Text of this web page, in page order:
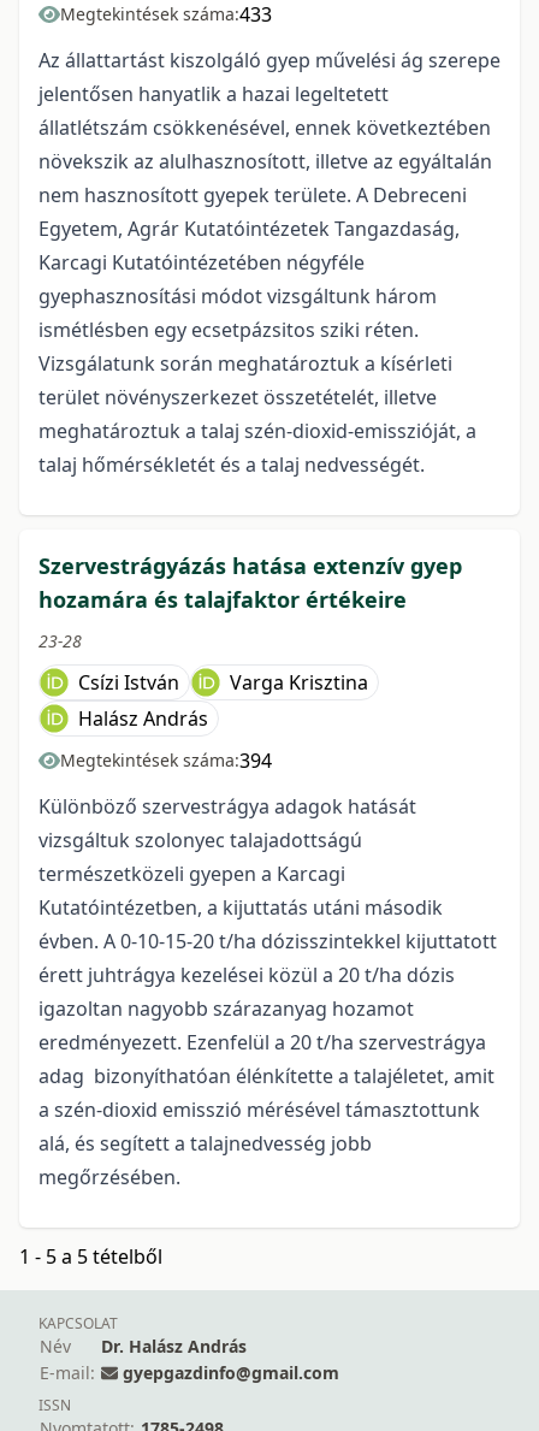
Megtekintések száma:433
Az állattartást kiszolgáló gyep művelési ág szerepe
jelentősen hanyatlik a hazai legeltetett
állatlétszám csökkenésével, ennek következtében
növekszik az alulhasznosított, illetve az egyáltalán
nem hasznosított gyepek területe. A Debreceni
Egyetem, Agrár Kutatóintézetek Tangazdaság,
Karcagi Kutatóintézetében négyféle
gyephasznosítási módot vizsgáltunk három
ismétlésben egy ecsetpázsitos sziki réten.
Vizsgálatunk során meghatároztuk a kísérleti
terület növényszerkezet összetételét, illetve
meghatároztuk a talaj szén-dioxid-emisszióját, a
talaj hőmérsékletét és a talaj nedvességét.
Szervestrágyázás hatása extenzív gyep
hozamára és talajfaktor értékeire
23-28
Csízi István
Varga Krisztina
Halász András
Megtekintések száma:394
Különböző szervestrágya adagok hatását
vizsgáltuk szolonyec talajadottságú
természetközeli gyepen a Karcagi
Kutatóintézetben, a kijuttatás utáni második
évben. A 0-10-15-20 t/ha dózisszintekkel kijuttatott
érett juhtrágya kezelései közül a 20 t/ha dózis
igazoltan nagyobb szárazanyag hozamot
eredményezett. Ezenfelül a 20 t/ha szervestrágya
adag bizonyíthatóan élénkítette a talajéletet, amit
a szén-dioxid emisszió mérésével támasztottunk
alá, és segített a talajnedvesség jobb
megőrzésében.
1 - 5 a 5 tételből
KAPCSOLAT
Név
Dr. Halász András
E-mail:
gyepgazdinfo@gmail.com
ISSN